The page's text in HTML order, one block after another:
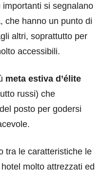
si segnalano
che hanno un punto di
altri, soprattutto per
accessibili.
meta estiva d’élite
russi) che
posto per godersi
tra le caratteristiche le
molto attrezzati ed